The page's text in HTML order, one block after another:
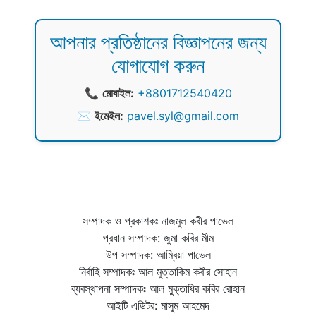
আপনার প্রতিষ্ঠানের বিজ্ঞাপনের জন্য
যোগাযোগ করুন
📞 মোবাইল: +8801712540420
✉️ইমেইল: pavel.syl@gmail.com
সম্পাদক ও প্রকাশকঃ নাজমুল কবীর পাভেল
প্রধান সম্পাদক: জুমা কবির মীম
উপ সম্পাদক: আম্বিয়া পাভেল
নির্বাহি সম্পাদকঃ আল মুত্তাকিম কবীর সোহান
ব্যবস্থাপনা সম্পাদকঃ আল মুক্তাধির কবির রোহান
আইটি এডিটর: মাসুম আহমেদ